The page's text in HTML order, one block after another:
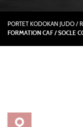
PORTET KODOKAN JUDO /
FORMATION CAF / SOCLE